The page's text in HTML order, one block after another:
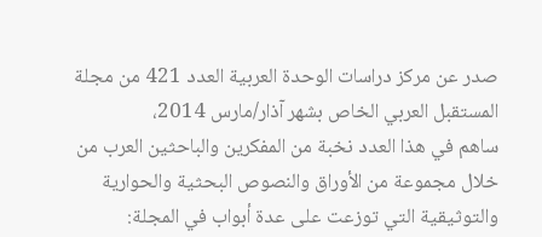
صدر عن مركز دراسات الوحدة العربية العدد 421 من مجلة
المستقبل العربي الخاص بشهر آذار/مارس 2014،
ساهم في هذا العدد نخبة من المفكرين والباحثين العرب من
خلال مجموعة من الأوراق والنصوص البحثية والحوارية
والتوثيقية التي توزعت على عدة أبواب في المجلة: